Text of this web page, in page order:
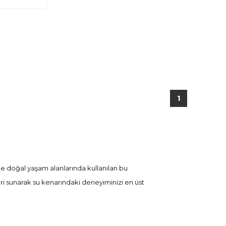
1
doğal yaşam alanlarında kullanılan bu
sunarak su kenarındaki deneyiminizi en üst